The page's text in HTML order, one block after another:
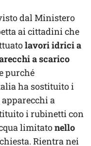
dal Ministero
ai cittadini che
lavori idrici a
a scarico
purché
ha sostituito i
a
i rubinetti con
limitatonello
Rientra nei